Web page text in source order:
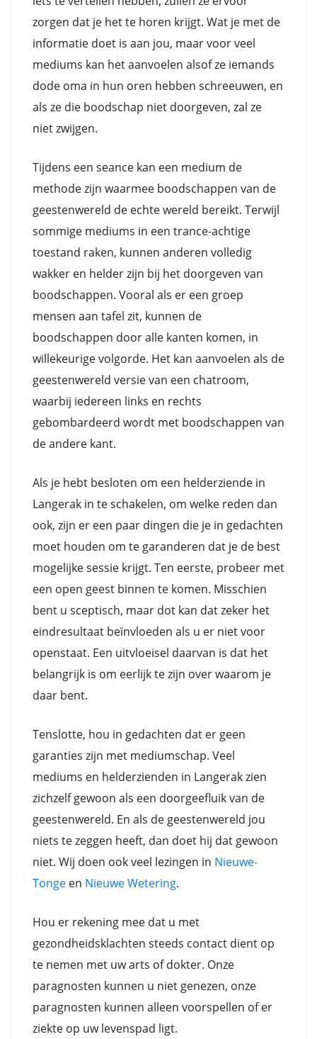
zorgen dat je het te horen krijgt. Wat je met de
informatie doet is aan jou, maar voor veel
mediums kan het aanvoelen alsof ze iemands
dode oma in hun oren hebben schreeuwen, en
als ze die boodschap niet doorgeven, zal ze
niet zwijgen.
Tijdens een seance kan een medium de
methode zijn waarmee boodschappen van de
geestenwereld de echte wereld bereikt. Terwijl
sommige mediums in een trance-achtige
toestand raken, kunnen anderen volledig
wakker en helder zijn bij het doorgeven van
boodschappen. Vooral als er een groep
mensen aan tafel zit, kunnen de
boodschappen door alle kanten komen, in
willekeurige volgorde. Het kan aanvoelen als de
geestenwereld versie van een chatroom,
waarbij iedereen links en rechts
gebombardeerd wordt met boodschappen van
de andere kant.
Als je hebt besloten om een helderziende in
Langerak in te schakelen, om welke reden dan
ook, zijn er een paar dingen die je in gedachten
moet houden om te garanderen dat je de best
mogelijke sessie krijgt. Ten eerste, probeer met
een open geest binnen te komen. Misschien
bent u sceptisch, maar dot kan dat zeker het
eindresultaat beïnvloeden als u er niet voor
openstaat. Een uitvloeisel daarvan is dat het
belangrijk is om eerlijk te zijn over waarom je
daar bent.
Tenslotte, hou in gedachten dat er geen
garanties zijn met mediumschap. Veel
mediums en helderzienden in Langerak zien
zichzelf gewoon als een doorgeefluik van de
geestenwereld. En als de geestenwereld jou
niets te zeggen heeft, dan doet hij dat gewoon
niet. Wij doen ook veel lezingen in Nieuwe-
Tonge en Nieuwe Wetering.
Hou er rekening mee dat u met
gezondheidsklachten steeds contact dient op
te nemen met uw arts of dokter. Onze
paragnosten kunnen u niet genezen, onze
paragnosten kunnen alleen voorspellen of er
ziekte op uw levenspad ligt.